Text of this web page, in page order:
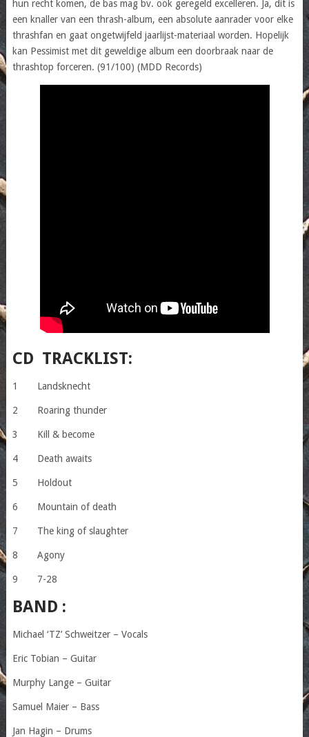
hun recht komen, de bas mag bv. ook geregeld excelleren. Ja, dit is
een knaller van een thrash-album, een absolute aanrader voor elke
thrashfan en gaat ongetwijfeld jaarlijst-materiaal worden. Hopelijk
kan Pessimist met dit geweldige album een doorbraak naar de
thrashtop forceren. (91/100) (MDD Records)
CD TRACKLIST:
1 Landsknecht
2 Roaring thunder
3 Kill & become
4 Death awaits
5 Holdout
6 Mountain of death
7 The king of slaughter
8 Agony
9 7-28
BAND :
Michael ‘TZ’ Schweitzer – Vocals
Eric Tobian – Guitar
Murphy Lange – Guitar
Samuel Maier – Bass
Jan Hagin – Drums